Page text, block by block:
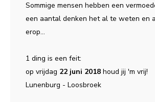
Sommige mensen hebben een
een aantal denken het al te weten en
erop...
1 ding is een feit:
op vrijdag 22 juni 2018 houd jij 'm vrij!
Lunenburg - Loosbroek